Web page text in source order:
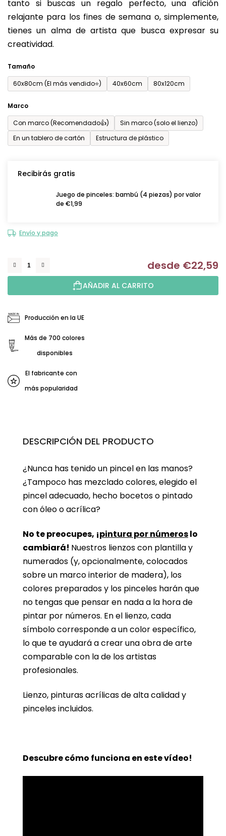
tanto si buscas un regalo perfecto, una afición
relajante para los fines de semana o, simplemente,
tienes un alma de artista que busca expresar su
creatividad.
Tamaño
60x80cm (El más vendido⭐)
40x60cm 80x120cm
Marco
Con marco (Recomendado👍)
Sin marco (solo el lienzo)
En un tablero de cartón
Estructura de plástico
Recibirás gratis
Juego de pinceles: bambú (4 piezas) por valor
de €1,99
Envío y pago
desde €22,59
AÑADIR AL CARRITO
Producción en la UE
Más de 700 colores
disponibles
El fabricante con
más popularidad
estrellas.
DESCRIPCIÓN DEL PRODUCTO
¿Nunca has tenido un pincel en las manos?
¿Tampoco has mezclado colores, elegido el
pincel adecuado, hecho bocetos o pintado
con óleo o acrílica?
No te preocupes, ¡pintura por númeroslo
cambiará! Nuestros lienzos con plantilla y
numerados (y, opcionalmente, colocados
sobre un marco interior de madera), los
colores preparados y los pinceles harán que
no tengas que pensar en nada a la hora de
pintar por números. En el lienzo, cada
símbolo corresponde a un color específico,
lo que te ayudará a crear una obra de arte
comparable con la de los artistas
profesionales.
Lienzo, pinturas acrílicas de alta calidad y
pinceles incluidos.
Descubre cómo funciona en este vídeo!